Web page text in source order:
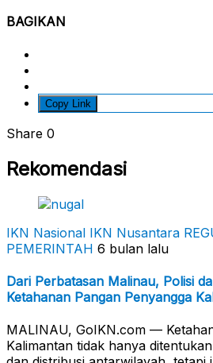
BAGIKAN
Copy Link
Share 0
Rekomendasi
IKN Nasional IKN Nusantara
PEMERINTAH 6 bulan lalu
Dari Perbatasan Malinau, Polisi
Ketahanan Pangan Penyangga
MALINAU, GoIKN.com —
Kalimantan tidak hanya